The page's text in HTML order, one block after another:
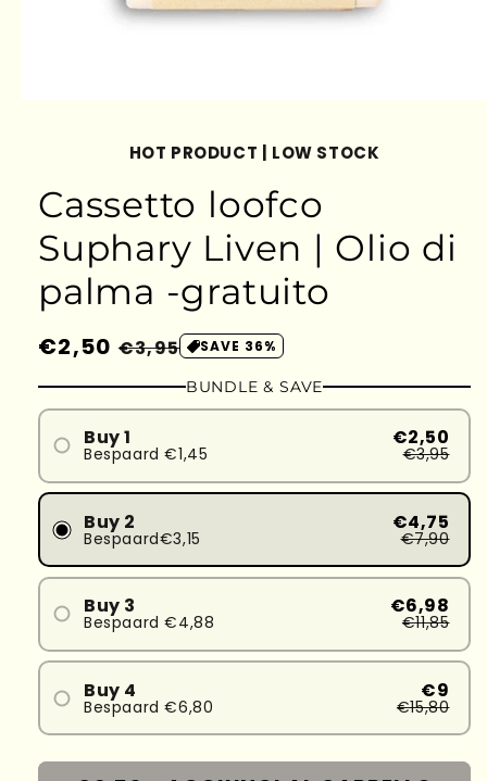
HOT PRODUCT | LOW STOCK
Cassetto loofco
Suphary Liven | Olio di
palma -gratuito
Prezzo
di
listino
€2,50 Prezzo
scontato
€3,95 SAVE 36%
BUNDLE & SAVE
Buy 1
Bespaard €1,45
€2,50
€3,95
Buy 2
Bespaard€3,15
€4,75
€7,90
Buy 3
Bespaard €4,88
€6,98
€11,85
Buy 4
Bespaard €6,80
€9
€15,80